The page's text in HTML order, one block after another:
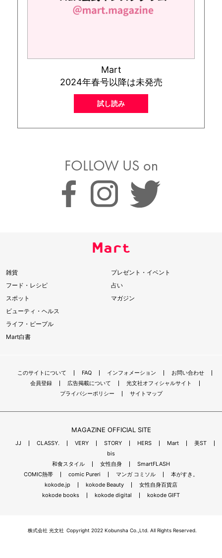
Mart
2024年春号以降は未発売
試し読み
FOLLOW US on
雑貨
フード・レシピ
スポット
ビューティ・ヘルス
ライフ・ピープル
Mart白書
プレゼント・イベント
占い
マガジン
このサイトについて FAQ インフォメーション
お問い合わせ
会員登録
広告掲載について
光文社オフィシャルサイト
プライバシーポリシー
サイトマップ
MAGAZINE OFFICIAL SITE
JJ CLASSY. VERY STORY HERS Mart
美ST
bis
和食スタイル
女性自身
SmartFLASH
COMIC熱帯
comic Pureri マンガ コミソル
本がすき。
kokode.jp
kokode Beauty
女性自身百貨店
kokode books
kokode digital kokode GIFT
株式会社 光文社 Copyright 2022 Kobunsha Co.,Ltd. All Rights Reserved.